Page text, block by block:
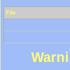
File